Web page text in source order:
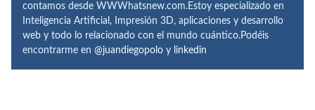
contamos desde WWWhatsnew.com.Estoy especializado en
Inteligencia Artificial, Impresión 3D, aplicaciones y desarrollo
web y todo lo relacionado con el mundo cuántico.Podéis
encontrarme en @juandiegopolo y linkedin